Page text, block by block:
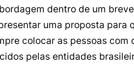
dentro de um
uma proposta para
colocar as pessoas
pelas entidades